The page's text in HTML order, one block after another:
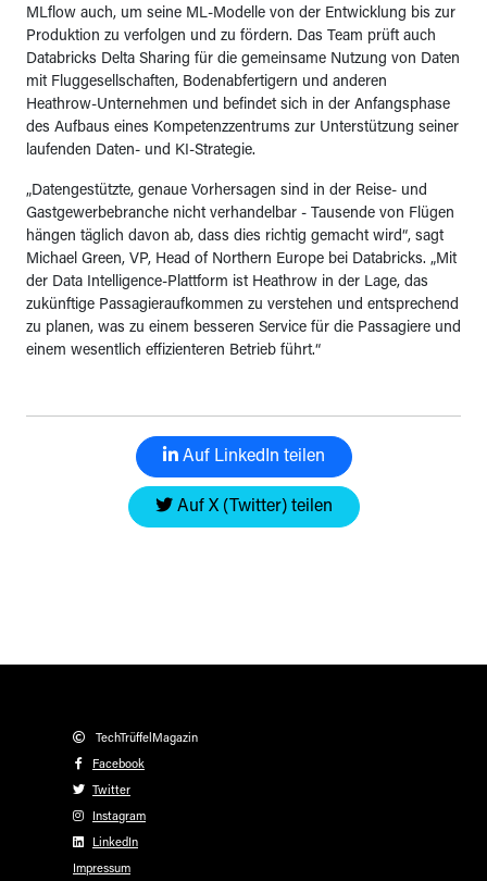
MLflow auch, um seine ML-Modelle von der Entwicklung bis zur
Produktion zu verfolgen und zu fördern. Das Team prüft auch
Databricks Delta Sharing für die gemeinsame Nutzung von Daten
mit Fluggesellschaften, Bodenabfertigern und anderen
Heathrow-Unternehmen und befindet sich in der Anfangsphase
des Aufbaus eines Kompetenzzentrums zur Unterstützung seiner
laufenden Daten- und KI-Strategie.
„Datengestützte, genaue Vorhersagen sind in der Reise- und
Gastgewerbebranche nicht verhandelbar - Tausende von Flügen
hängen täglich davon ab, dass dies richtig gemacht wird“, sagt
Michael Green, VP, Head of Northern Europe bei Databricks. „Mit
der Data Intelligence-Plattform ist Heathrow in der Lage, das
zukünftige Passagieraufkommen zu verstehen und entsprechend
zu planen, was zu einem besseren Service für die Passagiere und
einem wesentlich effizienteren Betrieb führt.“
Auf LinkedIn teilen
Auf X (Twitter) teilen
TechTrüffelMagazin
Facebook
Twitter
Instagram
LinkedIn
Impressum